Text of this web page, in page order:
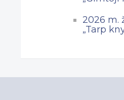
2026 m.
„Tarp